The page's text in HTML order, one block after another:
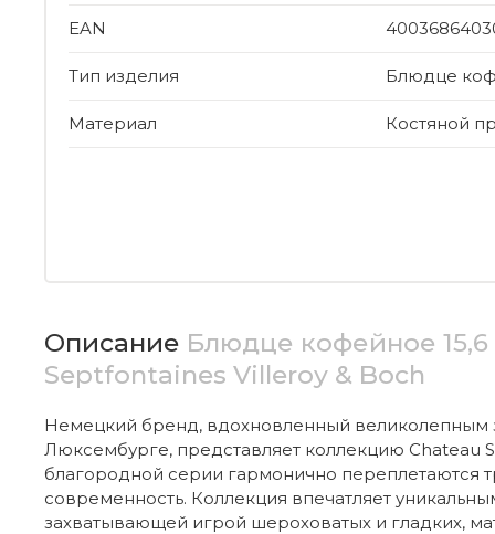
EAN
Тип изделия Блюдце
Материал Костяной
Описание Блюдце кофейное 15,6
Septfontaines Villeroy & Boch
Немецкий бренд, вдохновленный великолепным
Люксембурге, представляет коллекцию Chateau
благородной серии гармонично переплетаются
современность. Коллекция впечатляет
захватывающей игрой шероховатых и гладких,